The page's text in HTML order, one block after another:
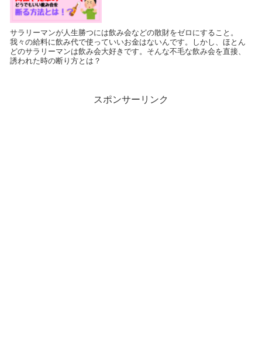
サラリーマンが人生勝つには飲み会などの散財をゼロにすること。
我々の給料に飲み代で使っていいお金はないんです。しかし、ほとん
どのサラリーマンは飲み会大好きです。そんな不毛な飲み会を直接、
誘われた時の断り方とは？
スポンサーリンク